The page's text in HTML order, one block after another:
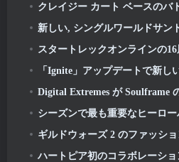
クレイジー カート ベースのバトル ロイヤル DeGen Rivals は、おそらくあ
新しい, シングルワールドサンドボックス MMO
スタートレックオンラインの16周年記念エピソードが「コラプシ
「Ignite」アップデートで新しいフェニッ
Digital Extremes が Soulframe のプレイヤー プログレッシ
シーズンで最も重要なヒーロ
ギルドウォーズ 2 のファッションテンプレートはプレイヤーの
ハートピア初のコラボレーションでマイリト